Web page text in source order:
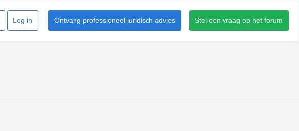
Stel een vraag op het forum
Ontvang professioneel juridisch advies
Log in